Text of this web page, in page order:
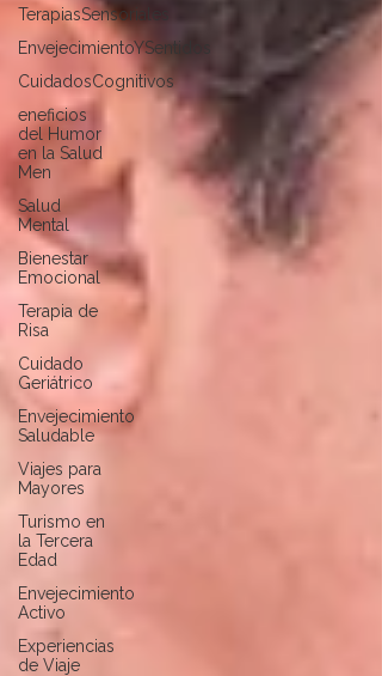
TerapiasSensoriales
EnvejecimientoYSentidos
CuidadosCognitivos
eneficios
del Humor
en la Salud
Men
Salud
Mental
Bienestar
Emocional
Terapia de
Risa
Cuidado
Geriátrico
Envejecimiento
Saludable
Viajes para
Mayores
Turismo en
la Tercera
Edad
Envejecimiento
Activo
Experiencias
de Viaje